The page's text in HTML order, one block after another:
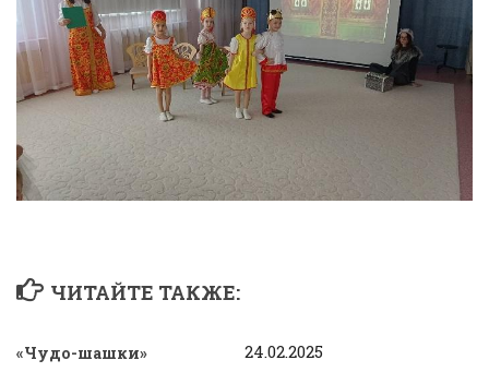
ЧИТАЙТЕ ТАКЖЕ:
«Чудо-шашки» 24.02.2025